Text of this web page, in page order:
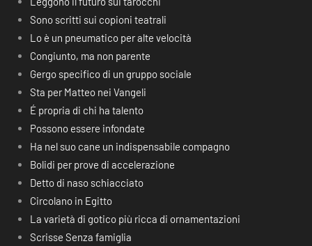
Sono scritti sui copioni teatrali
Lo è un pneumatico per alte velocità
Congiunto, ma non parente
Gergo specifico di un gruppo sociale
Sta per Matteo nei Vangeli
É propria di chi ha talento
Possono essere infondate
Ha nel suo cane un indispensabile compagno
Bolidi per prove di accelerazione
Detto di naso schiacciato
Circolano in Egitto
La varietà di gotico più ricca di ornamentazioni
Scrisse Senza famiglia